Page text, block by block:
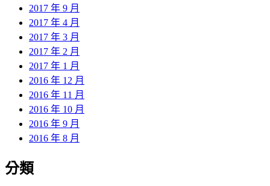
2017 年 9 月
2017 年 4 月
2017 年 3 月
2017 年 2 月
2017 年 1 月
2016 年 12 月
2016 年 11 月
2016 年 10 月
2016 年 9 月
2016 年 8 月
分類